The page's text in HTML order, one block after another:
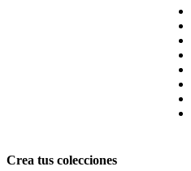
Crea tus colecciones